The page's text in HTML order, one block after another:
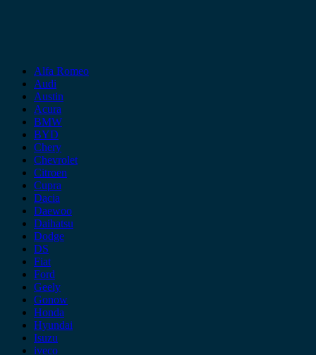
Alfa Romeo
Audi
Austin
Acura
BMW
BYD
Chery
Chevrolet
Citroen
Cupra
Dacia
Daewoo
Daihatsu
Dodge
DS
Fiat
Ford
Geely
Gonow
Honda
Hyundai
Isuzu
iveco